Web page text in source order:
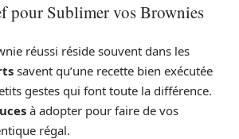
pour Sublimer vos Brownies
réussi réside souvent dans les
savent qu’une recette bien exécutée
gestes qui font toute la différence.
à adopter pour faire de vos
régal.